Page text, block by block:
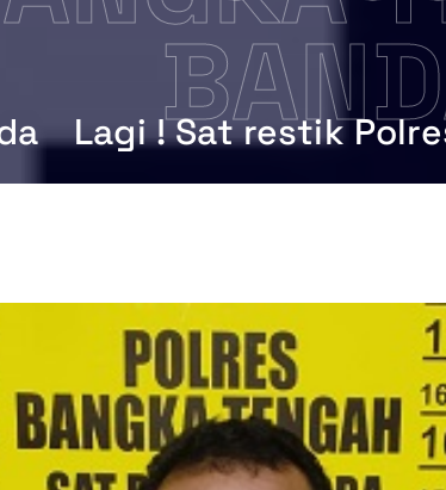
Lagi ! Sat restik